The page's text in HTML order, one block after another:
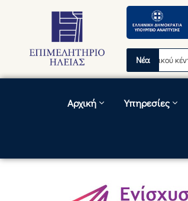
Νέα
διακοπή λειτουργίας τηλεφωνικού κέντρου
Αρχική Υπηρεσίες